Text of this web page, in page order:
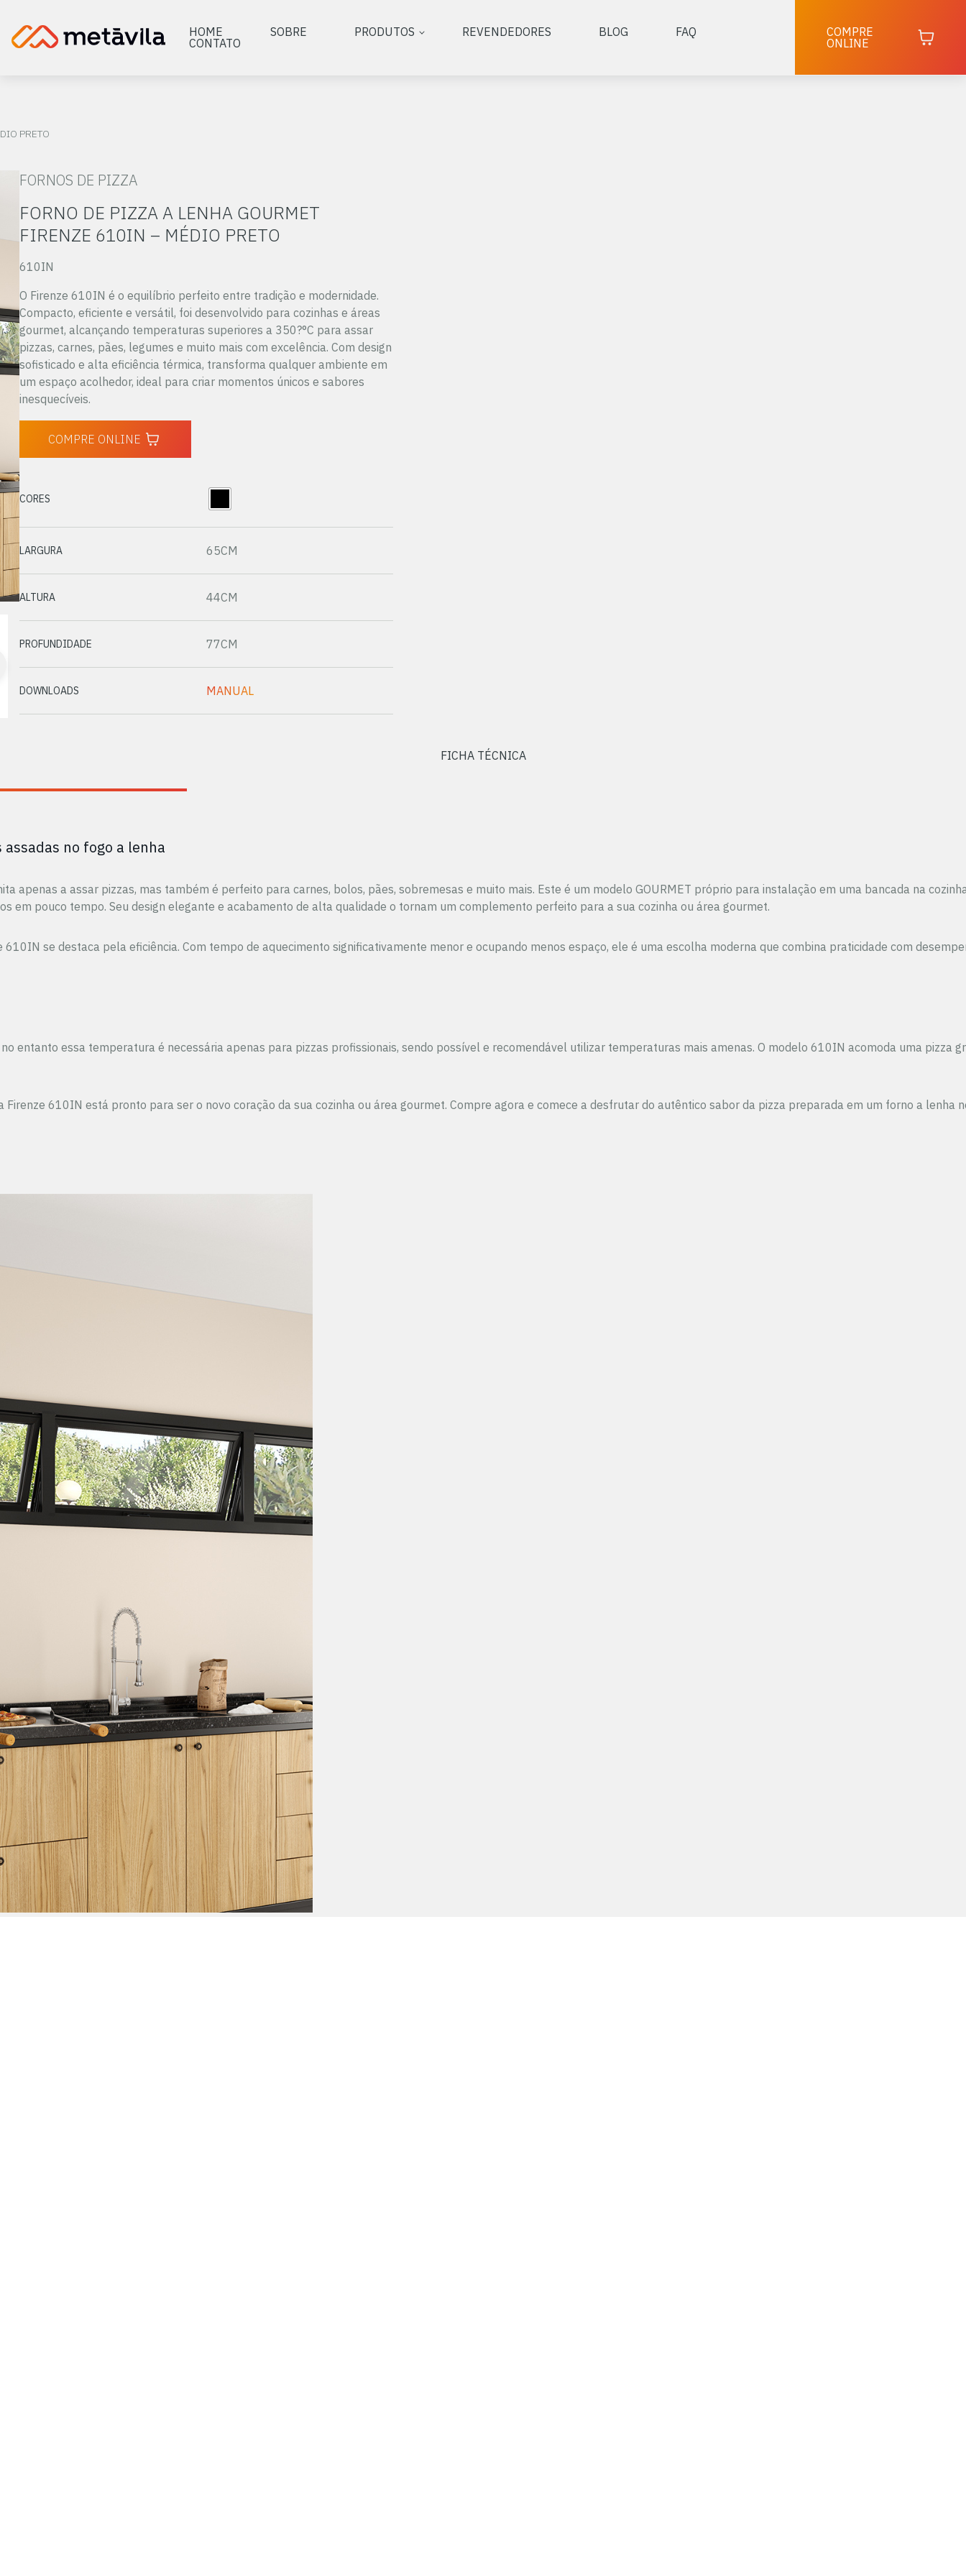
HOME SOBRE PRODUTOS REVENDEDORES BLOG
FAQ
CONTATO
COMPRE
ONLINE
PRETO
FORNOS DE PIZZA
FORNO DE PIZZA A LENHA GOURMET
FIRENZE 610IN – MÉDIO PRETO
610IN
O Firenze 610IN é o equilíbrio perfeito entre tradição e modernidade.
Compacto, eficiente e versátil, foi desenvolvido para cozinhas e áreas
gourmet, alcançando temperaturas superiores a 350?°C para assar
pizzas, carnes, pães, legumes e muito mais com excelência. Com design
sofisticado e alta eficiência térmica, transforma qualquer ambiente em
um espaço acolhedor, ideal para criar momentos únicos e sabores
inesquecíveis.
COMPRE ONLINE
CORES
LARGURA 65CM
ALTURA 44CM
PROFUNDIDADE 77CM
DOWNLOADS MANUAL
FICHA TÉCNICA
no fogo a lenha
apenas a assar pizzas, mas também é perfeito para carnes, bolos, pães, sobremesas e muito mais. Este é um modelo GOURMET próprio para instalação em uma bancada na
em pouco tempo. Seu design elegante e acabamento de alta qualidade o tornam um complemento perfeito para a sua cozinha ou área gourmet.
se destaca pela eficiência. Com tempo de aquecimento significativamente menor e ocupando menos espaço, ele é uma escolha moderna que combina praticidade com
entanto essa temperatura é necessária apenas para pizzas profissionais, sendo possível e recomendável utilizar temperaturas mais amenas. O modelo 610IN acomoda uma
610IN está pronto para ser o novo coração da sua cozinha ou área gourmet. Compre agora e comece a desfrutar do autêntico sabor da pizza preparada em um forno a